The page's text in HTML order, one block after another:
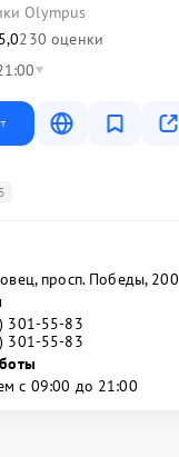
Olympus
5,0230 оценки
просп. Победы, 200
301-55-83
301-55-83
с 09:00 до 21:00